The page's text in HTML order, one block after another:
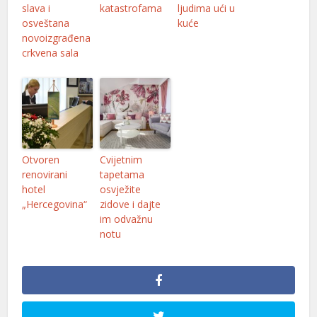
giriş
giriş
giriş
slava i
osveštana
novoizgrađena
crkvena sala
katastrofama
ljudima ući u
kuće
Otvoren
renovirani
hotel
„Hercegovina“
Cvijetnim
tapetama
osvježite
zidove i dajte
im odvažnu
notu